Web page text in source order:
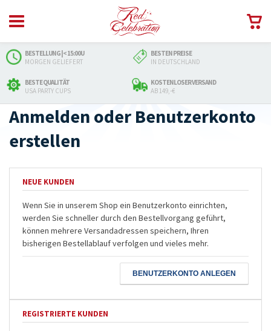
BESTELLUNG |< 15:00U
MORGEN GELIEFERT
BESTEN PREISE
IN DEUTSCHLAND
BESTE QUALITÄT
USA PARTY CUPS
KOSTENLOSER VERSAND
AB 149,-€
Anmelden oder Benutzerkonto
erstellen
NEUE KUNDEN
Wenn Sie in unserem Shop ein Benutzerkonto einrichten,
werden Sie schneller durch den Bestellvorgang geführt,
können mehrere Versandadressen speichern, Ihren
bisherigen Bestellablauf verfolgen und vieles mehr.
BENUTZERKONTO ANLEGEN
REGISTRIERTE KUNDEN